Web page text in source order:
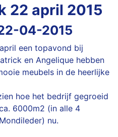
22 april 2015
04-2015
een topavond bij
en Angelique hebben
meubels in de heerlijke
hoe het bedrijf gegroeid
6000m2 (in alle 4
nu.